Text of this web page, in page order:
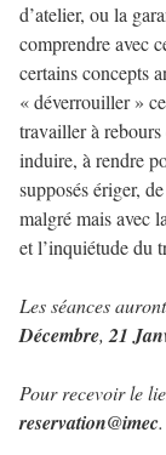
d’atelier, ou la
comprendre avec
certains concepts
« déverrouiller »
travailler à rebours
induire, à rendre
supposés ériger,
malgré mais avec
et l’inquiétude du
Les séances
Décembre, 21
Pour recevoir le
reservation@imec.